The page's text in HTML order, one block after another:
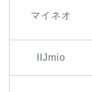
マイネオ
IIJmio